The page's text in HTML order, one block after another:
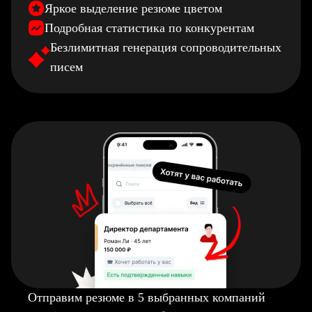
Яркое выделение резюме цветом
Подробная статистика по конкурентам
Безлимитная генерация сопроводительных
писем
Отправим резюме в 5 выбранных компаний